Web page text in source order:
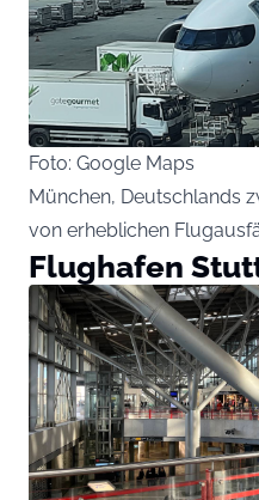
Foto: Google Maps
München, Deutschlands
von erheblichen
Flughafen